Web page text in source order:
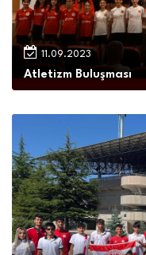
11.09.2023
Atletizm Buluşması